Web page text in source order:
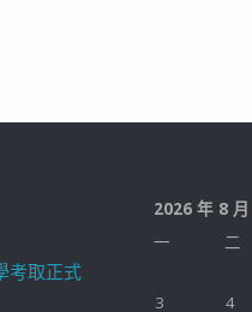
考取正式
2026 年 8 月
一
二
3
4